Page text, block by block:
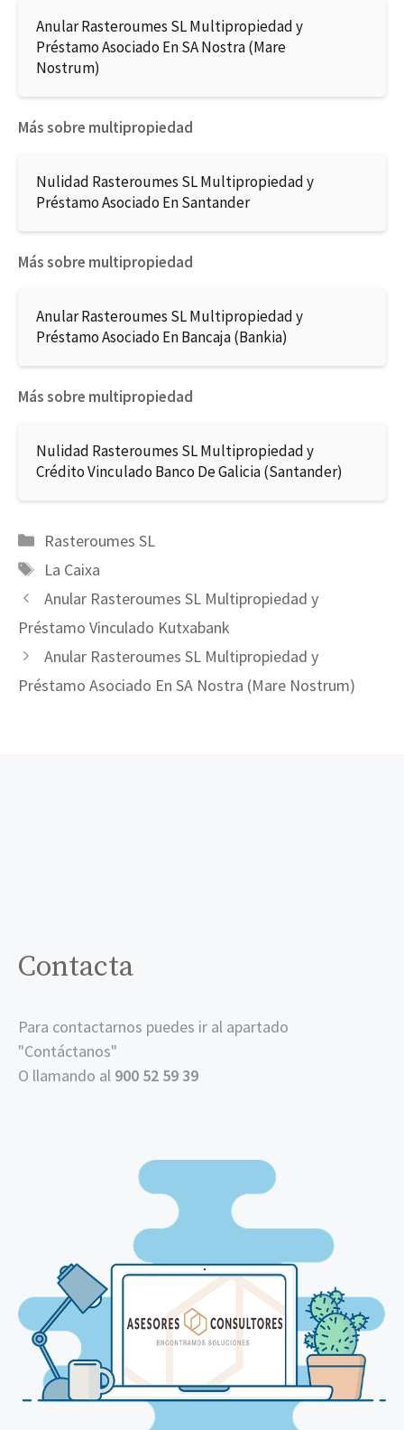
Anular Rasteroumes SL Multipropiedad y
Préstamo Asociado En SA Nostra (Mare
Nostrum)
Más sobre multipropiedad
Nulidad Rasteroumes SL Multipropiedad y
Préstamo Asociado En Santander
Más sobre multipropiedad
Anular Rasteroumes SL Multipropiedad y
Préstamo Asociado En Bancaja (Bankia)
Más sobre multipropiedad
Nulidad Rasteroumes SL Multipropiedad y
Crédito Vinculado Banco De Galicia (Santander)
Categorías
Rasteroumes SL
Etiquetas
La Caixa
Anular Rasteroumes SL Multipropiedad y
Préstamo Vinculado Kutxabank
Anular Rasteroumes SL Multipropiedad y
Préstamo Asociado En SA Nostra (Mare Nostrum)
Contacta
Para contactarnos puedes ir al apartado
"Contáctanos"
O llamando al 900 52 59 39